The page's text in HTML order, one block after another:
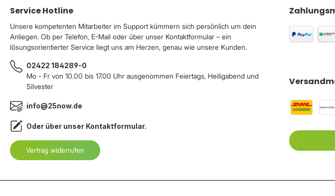
Service Hotline
Unsere kompetenten Mitarbeiter im Support kümmern sich persönlich um dein
Anliegen. Ob per Telefon, E-Mail oder über unser Kontaktformular – ein
lösungsorientierter Service liegt uns am Herzen, genau wie unsere Kunden.
02422 184289-0
Mo - Fr von 10.00 bis 17.00 Uhr ausgenommen Feiertags, Heiligabend und
Silvester
info@25now.de
Oder über unser Kontaktformular.
Vertrag widerrufen